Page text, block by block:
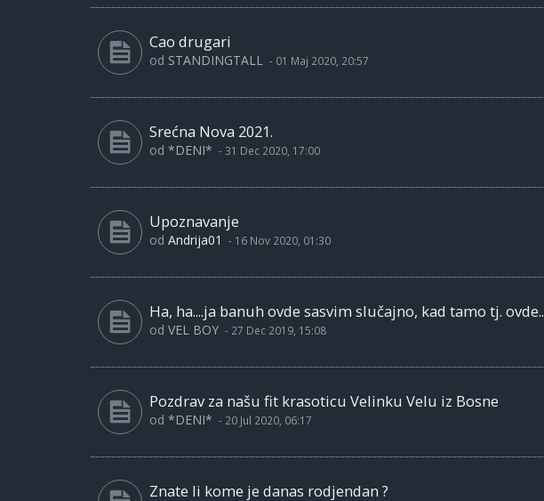
Cao drugari
od STANDINGTALL - 01 Maj 2020, 20:57
Srećna Nova 2021.
od *DENI* - 31 Dec 2020, 17:00
Upoznavanje
od Andrija01 - 16 Nov 2020, 01:30
Ha, ha....ja banuh ovde sasvim slučajno, kad tamo tj. ovde..
od VEL BOY - 27 Dec 2019, 15:08
Pozdrav za našu fit krasoticu Velinku Velu iz Bosne
od *DENI* - 20 Jul 2020, 06:17
Znate li kome je danas rodjendan ?